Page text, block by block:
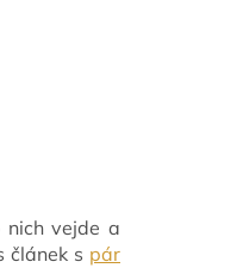
nich vejde a
článek s pár